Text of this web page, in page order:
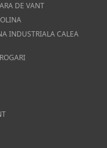
DE VANT
INDUSTRIALA CALEA